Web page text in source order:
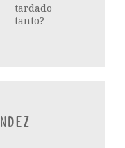
tardado
tanto?